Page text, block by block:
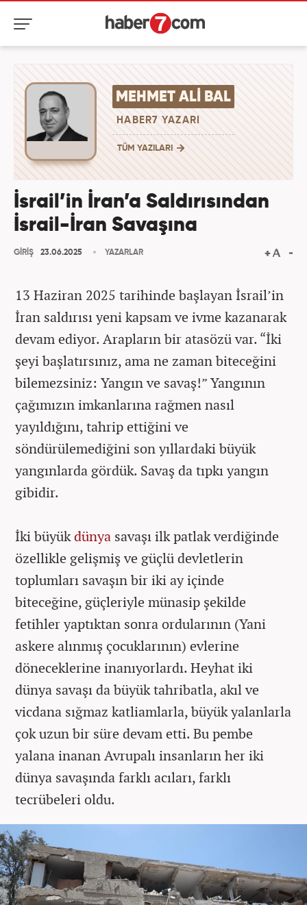
MEHMET ALI BAL
HABER7 YAZARI
TÜM YAZILARI
İsrail’in İran’a Saldırısından
İsrail-İran Savaşına
GİRİŞ 23.06.2025 YAZARLAR
13 Haziran 2025 tarihinde başlayan İsrail’in
İran saldırısı yeni kapsam ve ivme kazanarak
devam ediyor. Arapların bir atasözü var. “İki
şeyi başlatırsınız, ama ne zaman biteceğini
bilemezsiniz: Yangın ve savaş!” Yangının
çağımızın imkanlarına rağmen nasıl
yayıldığını, tahrip ettiğini ve
söndürülemediğini son yıllardaki büyük
yangınlarda gördük. Savaş da tıpkı yangın
gibidir.
İki büyükdünya savaşı ilk patlak verdiğinde
özellikle gelişmiş ve güçlü devletlerin
toplumları savaşın bir iki ay içinde
biteceğine, güçleriyle münasip şekilde
fetihler yaptıktan sonra ordularının (Yani
askere alınmış çocuklarının) evlerine
döneceklerine inanıyorlardı. Heyhat iki
dünya savaşı da büyük tahribatla, akıl ve
vicdana sığmaz katliamlarla, büyük yalanlarla
çok uzun bir süre devam etti. Bu pembe
yalana inanan Avrupalı insanların her iki
dünya savaşında farklı acıları, farklı
tecrübeleri oldu.